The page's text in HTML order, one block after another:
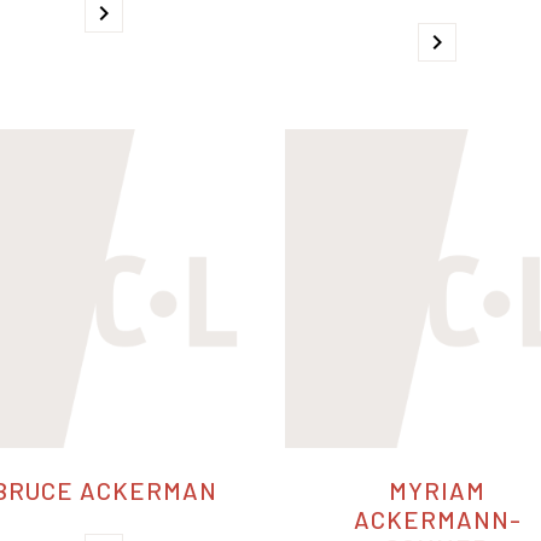
chevron_right
chevron_right
ACKERMAN
MYRIAM
ACKERMANN-